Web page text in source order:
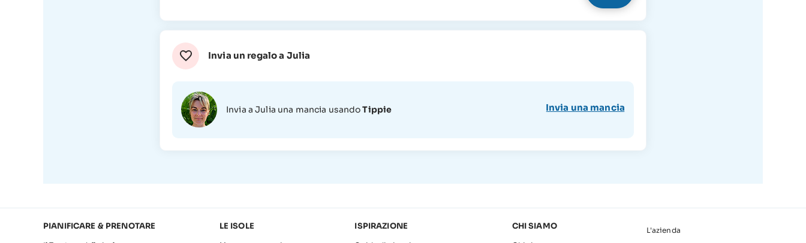
Invia un regalo a Julia
Invia a Julia una mancia usandoTippie Invia una mancia
PIANIFICARE & PRENOTARE LE ISOLE ISPIRAZIONE CHI SIAMO L'azienda